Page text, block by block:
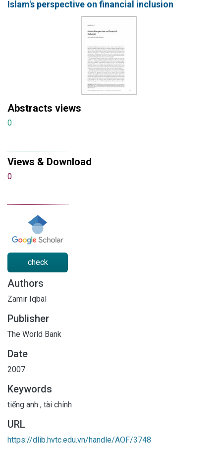
Islam's perspective on financial inclusion
Abstracts views
0
Views & Download
0
check
Authors
Zamir Iqbal
Publisher
The World Bank
Date
2007
Keywords
tiếng anh , tài chính
URL
https://dlib.hvtc.edu.vn/handle/AOF/3748